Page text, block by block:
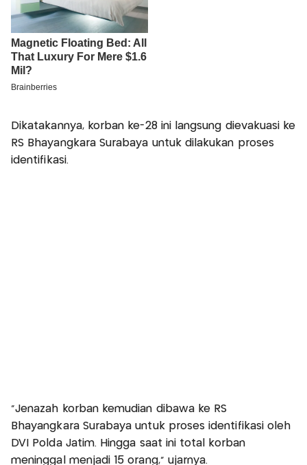
Dikatakannya, korban ke-28 ini langsung dievakuasi ke
RS Bhayangkara Surabaya untuk dilakukan proses
identifikasi.
"Jenazah korban kemudian dibawa ke RS
Bhayangkara Surabaya untuk proses identifikasi oleh
DVI Polda Jatim. Hingga saat ini total korban
meninggal menjadi 15 orang," ujarnya.